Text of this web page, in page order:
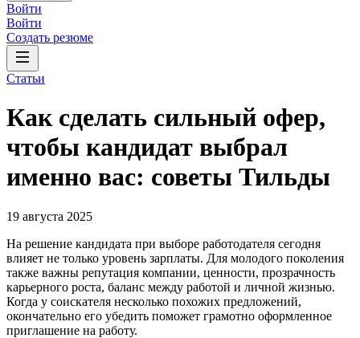
Войти
Войти
Создать резюме
Статьи
Как сделать сильный офер,
чтобы кандидат выбрал
именно вас: советы Тильды
19 августа 2025
На решение кандидата при выборе работодателя сегодня
влияет не только уровень зарплаты. Для молодого поколения
также важны репутация компании, ценности, прозрачность
карьерного роста, баланс между работой и личной жизнью.
Когда у соискателя несколько похожих предложений,
окончательно его убедить поможет грамотно оформленное
приглашение на работу.